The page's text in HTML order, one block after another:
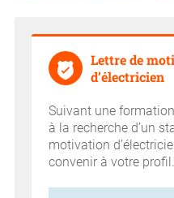
Lettre de
d’électricien
Suivant une
à la recherche d’un
motivation
convenir à votre profil.